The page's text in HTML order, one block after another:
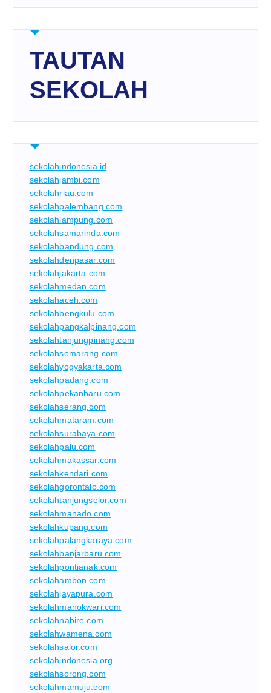
TAUTAN
SEKOLAH
sekolahindonesia.id
sekolahjambi.com
sekolahriau.com
sekolahpalembang.com
sekolahlampung.com
sekolahsamarinda.com
sekolahbandung.com
sekolahdenpasar.com
sekolahjakarta.com
sekolahmedan.com
sekolahaceh.com
sekolahbengkulu.com
sekolahpangkalpinang.com
sekolahtanjungpinang.com
sekolahsemarang.com
sekolahyogyakarta.com
sekolahpadang.com
sekolahpekanbaru.com
sekolahserang.com
sekolahmataram.com
sekolahsurabaya.com
sekolahpalu.com
sekolahmakassar.com
sekolahkendari.com
sekolahgorontalo.com
sekolahtanjungselor.com
sekolahmanado.com
sekolahkupang.com
sekolahpalangkaraya.com
sekolahbanjarbaru.com
sekolahpontianak.com
sekolahambon.com
sekolahjayapura.com
sekolahmanokwari.com
sekolahnabire.com
sekolahwamena.com
sekolahsalor.com
sekolahindonesia.org
sekolahsorong.com
sekolahmamuju.com